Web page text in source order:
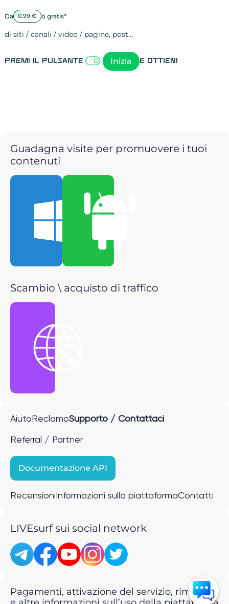
Da 0.99 € o gratis*
di siti / canali / video / pagine, post…
Premi il pulsante Inizia e ottieni
Guadagna visite per promuovere i tuoi
contenuti
Scarica per
Scambio \ acquisto di traffico
Aiuto ReclamoSupporto / Contattaci
Referral / Partner
Documentazione API
Recensioni Informazioni sulla piattaformaContatti
LIVEsurf sui social network
Pagamenti, attivazione del servizio, rimborsi